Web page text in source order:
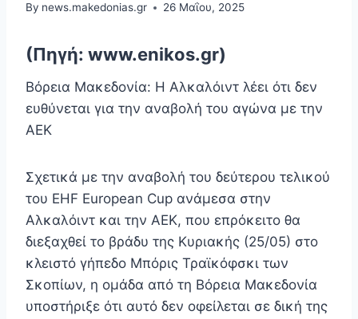
By news.makedonias.gr 26 Μαΐου, 2025
(Πηγή: www.enikos.gr)
Βόρεια Μακεδονία: Η Αλκαλόιντ λέει ότι δεν
ευθύνεται για την αναβολή του αγώνα με την
ΑΕΚ
Σχετικά με την αναβολή του δεύτερου τελικού
του EHF European Cup ανάμεσα στην
Αλκαλόιντ και την ΑΕΚ, που επρόκειτο θα
διεξαχθεί το βράδυ της Κυριακής (25/05) στο
κλειστό γήπεδο Μπόρις Τραϊκόφσκι των
Σκοπίων, η ομάδα από τη Βόρεια Μακεδονία
υποστήριξε ότι αυτό δεν οφείλεται σε δική της